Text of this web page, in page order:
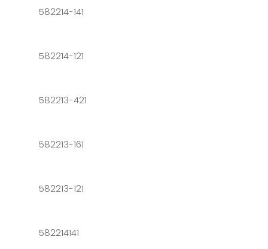
582214-141
582214-121
582213-421
582213-161
582213-121
582214141